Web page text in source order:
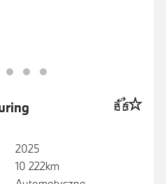
2025
10 222km